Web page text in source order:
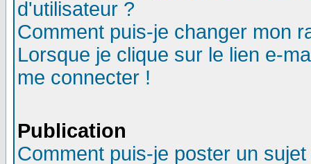
d'utilisateur ?
Comment puis-je changer mon
Lorsque je clique sur le lien e-
me connecter !
Publication
Comment puis-je poster un